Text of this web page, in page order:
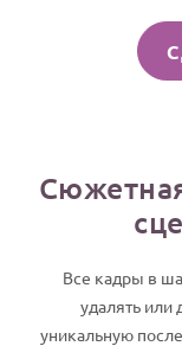
Все кадры в
удалять или
уникальную